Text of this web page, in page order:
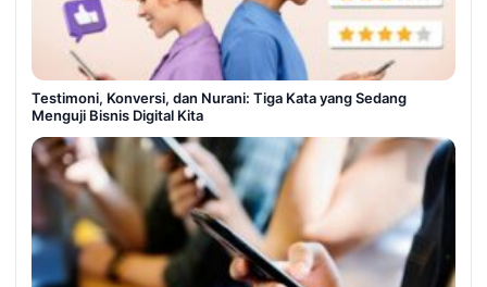
Testimoni, Konversi, dan Nurani: Tiga Kata yang Sedang
Menguji Bisnis Digital Kita